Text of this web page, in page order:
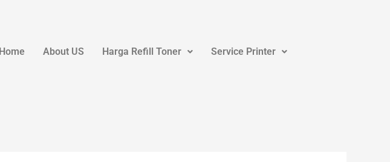
Home
About US Harga Refill Toner Service Printer